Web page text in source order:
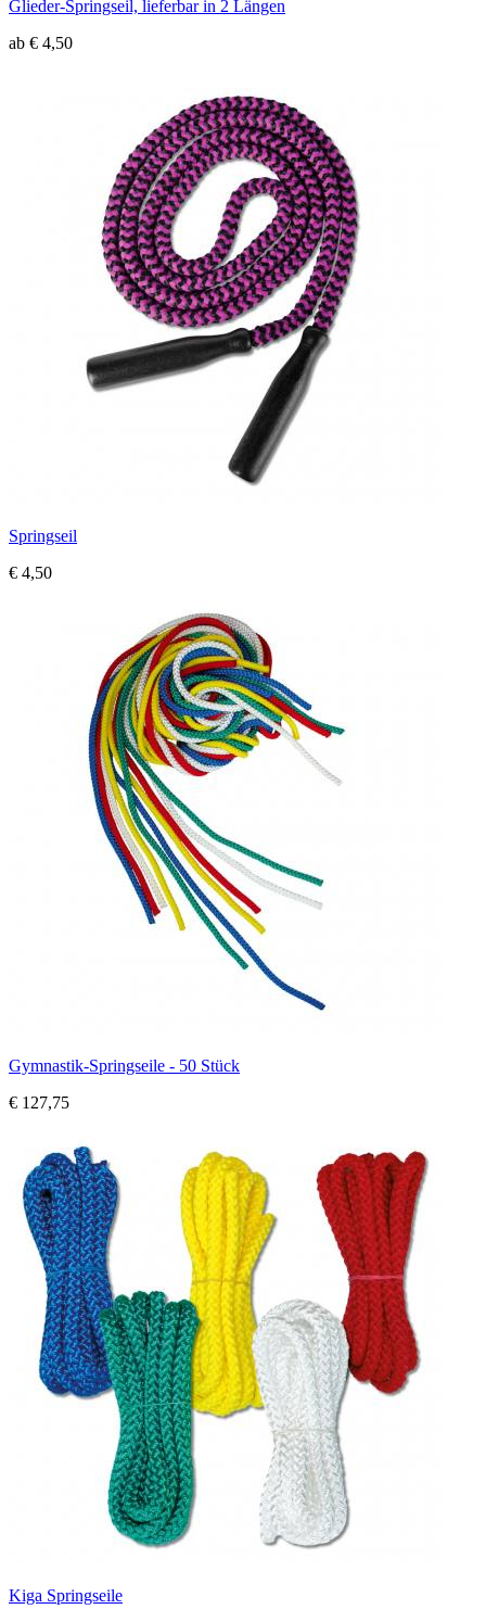
Glieder-Springseil, lieferbar in 2 Längen
ab € 4,50
Springseil
€ 4,50
Gymnastik-Springseile - 50 Stück
€ 127,75
Kiga Springseile